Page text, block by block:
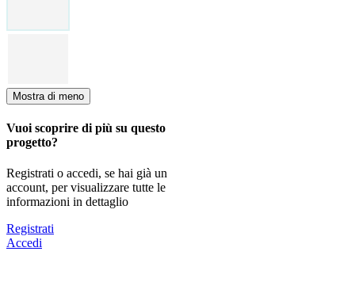
Mostra di meno
Vuoi scoprire di più su questo
progetto?
Registrati o accedi, se hai già un
account, per visualizzare tutte le
informazioni in dettaglio
Registrati
Accedi